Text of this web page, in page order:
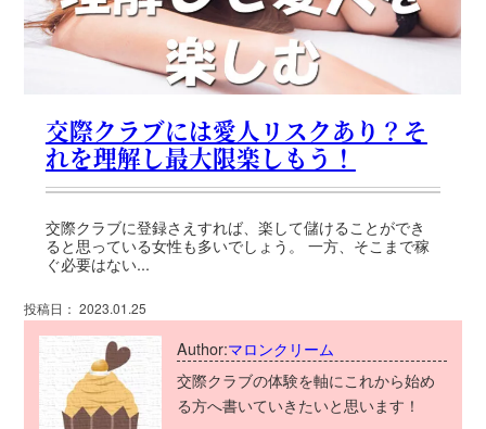
交際クラブには愛人リスクあり？そ
れを理解し最大限楽しもう！
交際クラブに登録さえすれば、楽して儲けることができ
ると思っている女性も多いでしょう。 一方、そこまで稼
ぐ必要はない...
投稿日： 2023.01.25
Author:マロンクリーム
交際クラブの体験を軸にこれから始め
る方へ書いていきたいと思います！